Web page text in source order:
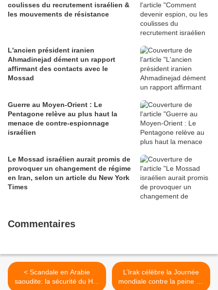
coulisses du recrutement israélien &
les mouvements de résistance
L'ancien président iranien
Ahmadinejad dément un rapport
affirmant des contacts avec le
Mossad
Guerre au Moyen-Orient : Le
Pentagone relève au plus haut la
menace de contre-espionnage
israélien
Le Mossad israélien aurait promis de
provoquer un changement de régime
en Iran, selon un article du New York
Times
Commentaires
< Scandale en Arabie
saoudite: la sécurité du Hajj
L’Irak célèbre la Journée
mondiale contre la peine de